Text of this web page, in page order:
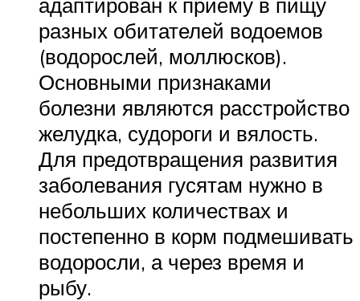
разных обитателей водоемов
(водорослей, моллюсков).
Основными признаками
болезни являются расстройство
желудка, судороги и вялость.
Для предотвращения развития
заболевания гусятам нужно в
небольших количествах и
постепенно в корм подмешивать
водоросли, а через время и
рыбу.